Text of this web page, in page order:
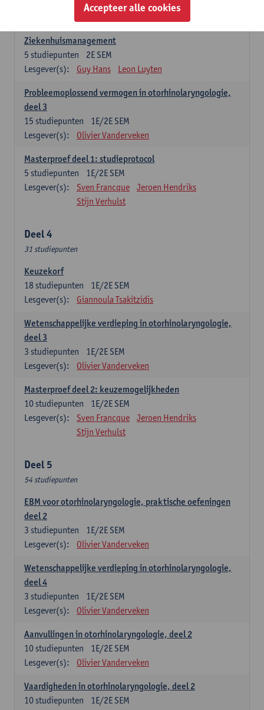
25 studiepunten
Ziekenhuismanagement
2E SEM
5 studiepunten
Lesgever(s):
Guy Hans Leon Luyten
Probleemoplossend vermogen in otorhinolaryngologie,
deel 3
1E/2E SEM
15 studiepunten
Lesgever(s):
Olivier Vanderveken
Masterproef deel 1: studieprotocol
1E/2E SEM
5 studiepunten
Lesgever(s):
Sven Francque
Jeroen Hendriks
Stijn Verhulst
Deel 4
31 studiepunten
Keuzekorf
1E/2E SEM
18studiepunten
Lesgever(s):
Giannoula Tsakitzidis
Wetenschappelijke verdieping in otorhinolaryngologie,
deel 3
1E/2E SEM
3 studiepunten
Lesgever(s):
Olivier Vanderveken
Masterproef deel 2: keuzemogelijkheden
1E/2E SEM
10studiepunten
Lesgever(s):
Sven Francque
Jeroen Hendriks
Stijn Verhulst
Deel 5
54 studiepunten
EBM voor otorhinolaryngologie, praktische oefeningen
deel 2
1E/2E SEM
3 studiepunten
Lesgever(s):
Olivier Vanderveken
Wetenschappelijke verdieping in otorhinolaryngologie,
deel 4
1E/2E SEM
3 studiepunten
Lesgever(s):
Olivier Vanderveken
Aanvullingen in otorhinolaryngologie, deel 2
1E/2E SEM
10studiepunten
Lesgever(s):
Olivier Vanderveken
Vaardigheden in otorhinolaryngologie, deel 2
1E/2E SEM
10studiepunten
Accepteer alle cookies